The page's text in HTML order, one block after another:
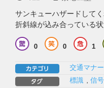
サンキューハザードして
折斜線が込み合っている
0 0 1
交通マナー
標識
信